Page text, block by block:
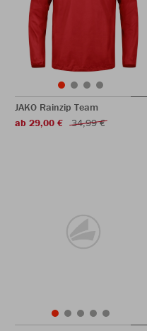
JAKO Rainzip Team
ab 29,00 €
34,99 €